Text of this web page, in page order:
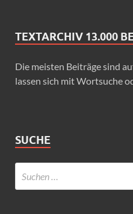
TEXTARCHIV 13.000
Die meisten Beiträge sind
lassen sich mit Wortsuche
SUCHE